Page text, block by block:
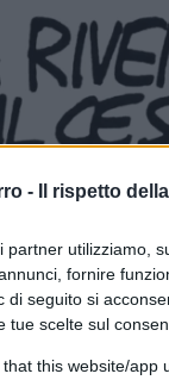
- Il rispetto
partner utilizziamo,
fornire
di seguito si
tue scelte sul
that this website/